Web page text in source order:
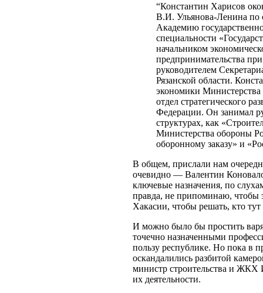
“Константин Харисов
В.И. Ульянова-Ленина по
Академию
специальности
начальником
предпринимательства
руководителем
Рязанской области.
экономики Министерства
отдел стратегического
Федерации. Он занимал
структурах, как
Министерства обороны
оборонному заказу» и
В общем, прислали нам
очевидно — Валентин
ключевые назначения, по
правда, не припоминаю, чтобы
Хакасии, чтобы решать, кто тут
И можно было бы простить
точечно назначенными
пользу республике. Но пока в
оскандалились разбитой
министр строительства и ЖКХ
их деятельности.